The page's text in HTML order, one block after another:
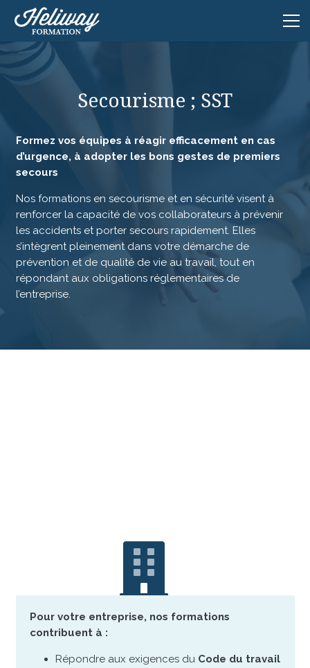
Secourisme ; SST
Formez vos équipes à réagir efficacement en cas
d’urgence, à adopter les bons gestes de premiers
secours
Nos formations en secourisme et en sécurité visent à
renforcer la capacité de vos collaborateurs à prévenir
les accidents et porter secours rapidement. Elles
s’intègrent pleinement dans votre démarche de
prévention et de qualité de vie au travail, tout en
répondant aux obligations réglementaires de
l’entreprise.
Pour votre entreprise, nos formations
contribuent à :
Répondre aux exigences du Code du travail